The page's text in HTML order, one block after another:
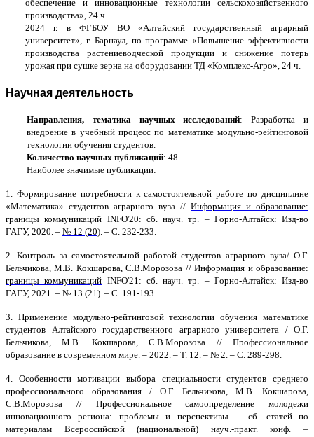
обеспечение и инновационные технологии сельскохозяйственного
производства», 24 ч.
2024 г. в ФГБОУ ВО «Алтайский государственный аграрный
университет», г. Барнаул, по программе «Повышение эффективности
производства растениеводческой продукции и снижение потерь
урожая при сушке зерна на оборудовании ТД «Комплекс-Агро», 24 ч.
Научная деятельность
Направления, тематика научных исследований: Разработка и
внедрение в учебный процесс по математике модульно-рейтинговой
технологии обучения студентов.
Количество научных публикаций: 48
Наиболее значимые публикации:
1. Формирование потребности к самостоятельной работе по дисциплине
«Математика» студентов аграрного вуза // Информация и образование:
границы коммуникаций INFO'20: сб. науч. тр. – Горно-Алтайск: Изд-во
ГАГУ, 2020. – № 12 (20). – С. 232-233.
2.Контроль за самостоятельной работой студентов аграрного вуза/О.Г.
Бельчикова, М.В. Кокшарова, С.В.Морозова //Информация и образование:
границы коммуникаций INFO'21: сб. науч. тр. – Горно-Алтайск: Изд-во
ГАГУ, 2021. – № 13 (21). – С. 191-193.
3. Применение модульно-рейтинговой технологии обучения математике
студентов Алтайского государственного аграрного университета / О.Г.
Бельчикова, М.В. Кокшарова, С.В.Морозова //Профессиональное
образование в современном мире. – 2022. – Т. 12. – № 2. – С. 289-298.
4. Особенности мотивации выбора специальности студентов среднего
профессионального образования / О.Г. Бельчикова, М.В. Кокшарова,
С.В.Морозова // Профессиональное самоопределение молодежи
инновационного региона: проблемы и перспективысб. статей по
материалам Всероссийской (национальной) науч.-практ. конф. –